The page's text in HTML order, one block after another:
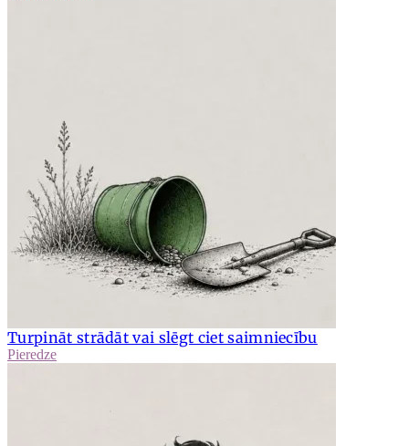
Turpināt strādāt vai slēgt ciet saimniecību
Pieredze